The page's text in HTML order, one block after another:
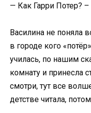
— Как Гарри Потер?
Василина не поняла
в городе кого
училась, по нашим
комнату и принесла
смотри, тут все
детстве читала,